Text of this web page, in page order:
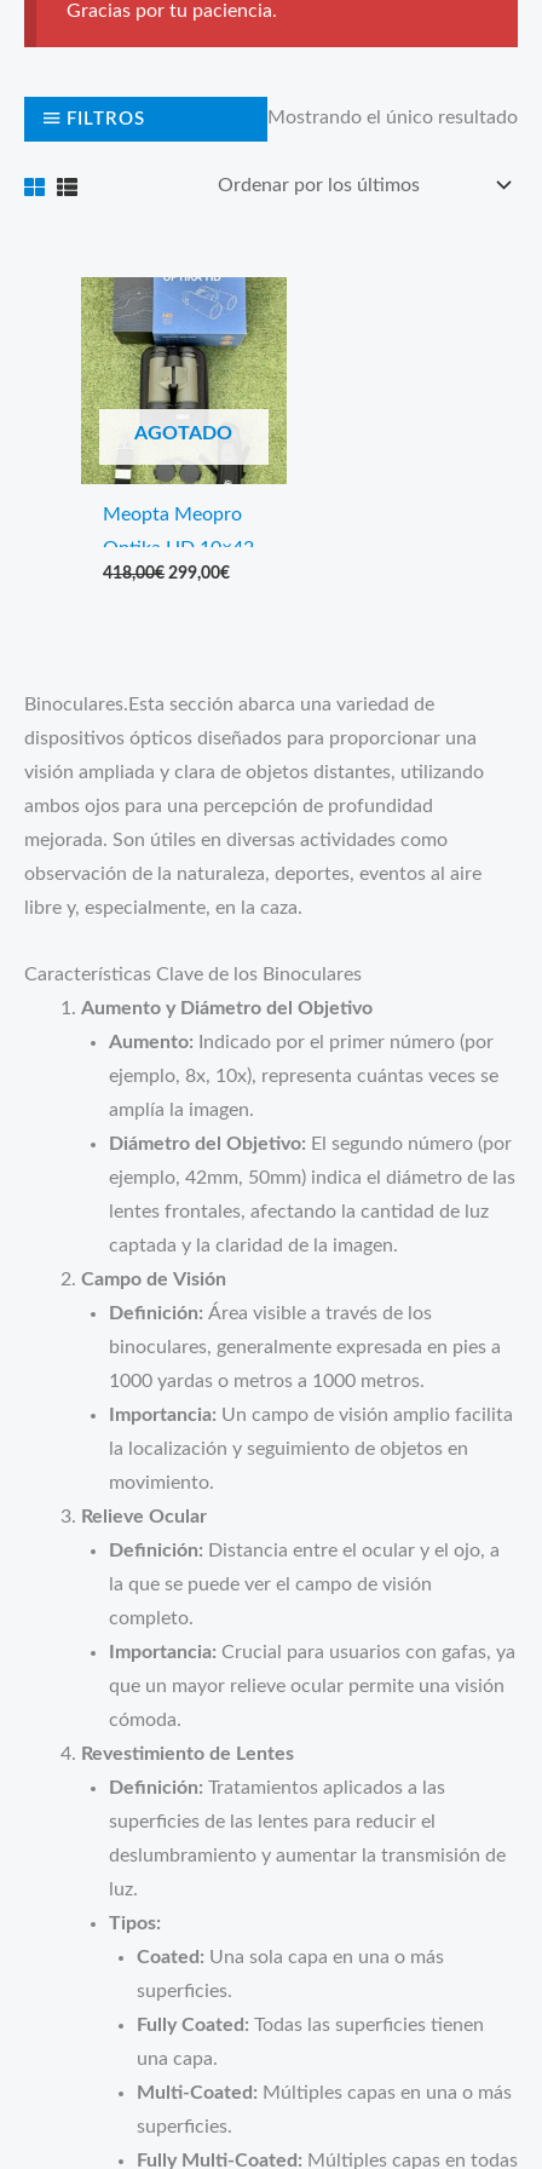
Gracias por tu paciencia.
FILTROS Mostrando el único resultado
AGOTADO
Meopta Meopro
Optika HD 10×42
Binoculares
418,00€ El
299,00€El
Binoculares.Esta sección abarca una variedad de
dispositivos ópticos diseñados para proporcionar una
visión ampliada y clara de objetos distantes, utilizando
ambos ojos para una percepción de profundidad
mejorada. Son útiles en diversas actividades como
observación de la naturaleza, deportes, eventos al aire
libre y, especialmente, en la caza.
Características Clave de los Binoculares
Aumento y Diámetro del Objetivo
Aumento: Indicado por el primer número (por
ejemplo, 8x, 10x), representa cuántas veces se
amplía la imagen.
Diámetro del Objetivo: El segundo número (por
ejemplo, 42mm, 50mm) indica el diámetro de las
lentes frontales, afectando la cantidad de luz
captada y la claridad de la imagen.
Campo de Visión
Definición: Área visible a través de los
binoculares, generalmente expresada en pies a
1000 yardas o metros a 1000 metros.
Importancia: Un campo de visión amplio facilita
la localización y seguimiento de objetos en
movimiento.
Relieve Ocular
Definición: Distancia entre el ocular y el ojo, a
la que se puede ver el campo de visión
completo.
Importancia: Crucial para usuarios con gafas, ya
que un mayor relieve ocular permite una visión
cómoda.
Revestimiento de Lentes
Definición: Tratamientos aplicados a las
superficies de las lentes para reducir el
deslumbramiento y aumentar la transmisión de
luz.
Tipos:
Coated: Una sola capa en una o más
superficies.
Fully Coated: Todas las superficies tienen
una capa.
Multi-Coated: Múltiples capas en una o más
superficies.
Fully Multi-Coated: Múltiples capas en todas